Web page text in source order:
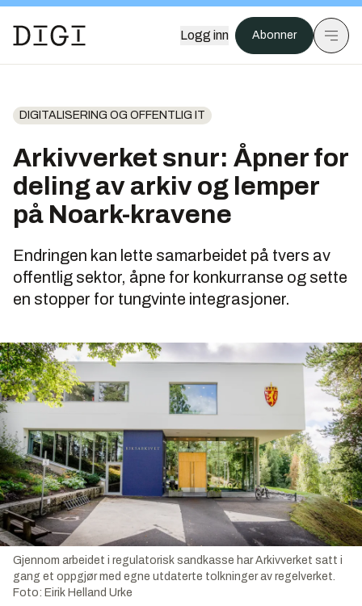
Logg inn Abonner
DIGITALISERING OG OFFENTLIG IT
Arkivverket snur: Åpner for
deling av arkiv og lemper
på Noark-kravene
Endringen kan lette samarbeidet på tvers av
offentlig sektor, åpne for konkurranse og sette
en stopper for tungvinte integrasjoner.
Gjennom arbeidet i regulatorisk sandkasse har Arkivverket satt i
gang et oppgjør med egne utdaterte tolkninger av regelverket.
Foto: Eirik Helland Urke